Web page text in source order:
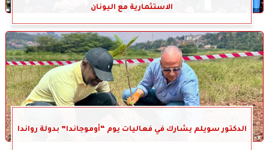
الاستثمارية مع اليونان
الدكتور سويلم يشارك في فعاليات يوم “أوموجاندا” بدولة رواندا